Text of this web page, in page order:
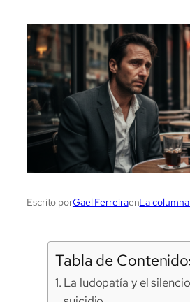
Escrito porGael FerreiraenLa
Tabla de
La ludopatía y el